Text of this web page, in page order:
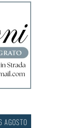
AGOSTO